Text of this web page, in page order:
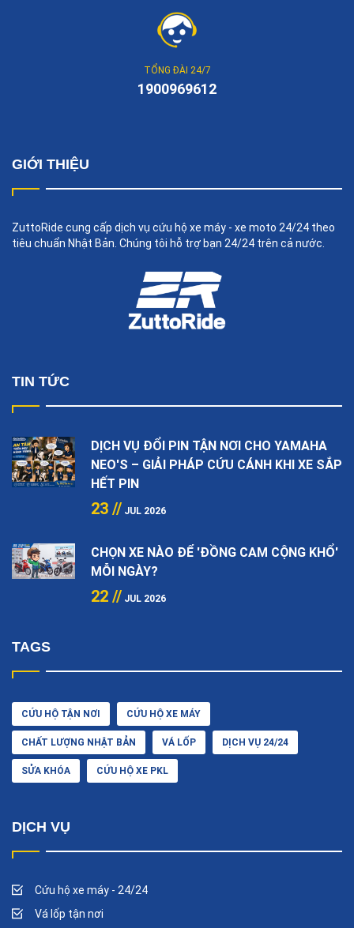
TỔNG ĐÀI 24/7
1900969612
GIỚI THIỆU
ZuttoRide cung cấp dịch vụ cứu hộ xe máy - xe moto 24/24 theo
tiêu chuẩn Nhật Bản. Chúng tôi hỗ trợ bạn 24/24 trên cả nước.
TIN TỨC
DỊCH VỤ ĐỔI PIN TẬN NƠI CHO YAMAHA
NEO'S – GIẢI PHÁP CỨU CÁNH KHI XE SẮP
HẾT PIN
23 // JUL 2026
CHỌN XE NÀO ĐỂ 'ĐỒNG CAM CỘNG KHỔ'
MỖI NGÀY?
22 // JUL 2026
TAGS
CỨU HỘ TẬN NƠI CỨU HỘ XE MÁY
CHẤT LƯỢNG NHẬT BẢN VÁ LỐP DỊCH VỤ 24/24
SỬA KHÓA CỨU HỘ XE PKL
DỊCH VỤ
Cứu hộ xe máy - 24/24
Vá lốp tận nơi